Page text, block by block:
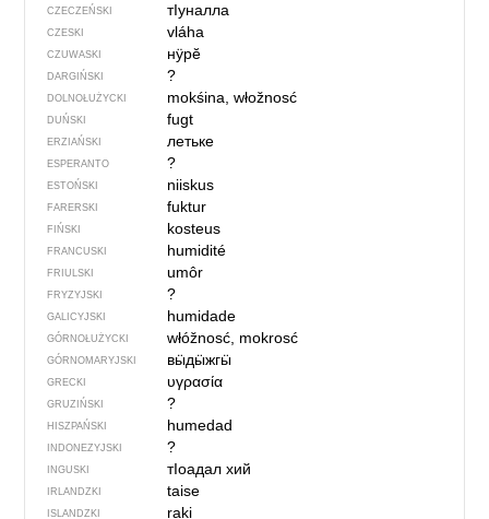
CZECZEŃSKI тIуналла
CZESKI vláha
CZUWASKI нӱрӗ
DARGIŃSKI ?
DOLNOŁUŻYCKI mokśina, włožnosć
DUŃSKI fugt
ERZIAŃSKI летьке
ESPERANTO ?
ESTOŃSKI niiskus
FARERSKI fuktur
FIŃSKI kosteus
FRANCUSKI humidité
FRIULSKI umôr
FRYZYJSKI ?
GALICYJSKI humidade
GÓRNOŁUŻYCKI włóžnosć, mokrosć
GÓRNOMARYJSKI вӹдӹжгӹ
GRECKI υγρασία
GRUZIŃSKI ?
HISZPAŃSKI humedad
INDONEZYJSKI ?
INGUSKI тIоадал хий
IRLANDZKI taise
ISLANDZKI raki